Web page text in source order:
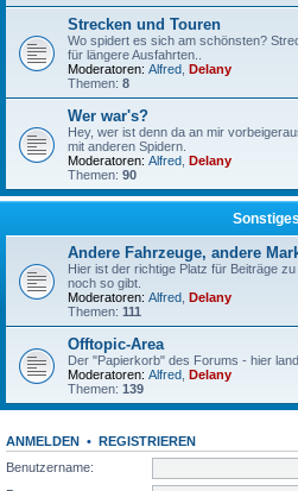
Strecken und Touren
Wo spidert es sich am schönsten?
für längere Ausfahrten..
Moderatoren: Alfred Delany
Themen: 8
Wer war's?
Hey, wer ist denn da an mir
mit anderen Spidern.
Moderatoren: Alfred Delany
Themen: 90
Sonstiges
Andere Fahrzeuge, andere
Hier ist der richtige Platz für Beiträge
noch so gibt.
Moderatoren: Alfred Delany
Themen: 111
Offtopic-Area
Der "Papierkorb" des Forums - hier
Moderatoren: Alfred Delany
Themen: 139
ANMELDEN • REGISTRIEREN
Benutzername: